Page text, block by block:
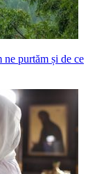
purtăm și de ce